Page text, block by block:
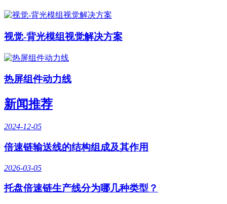
视觉-背光模组视觉解决方案
热屏组件动力线
新闻推荐
2024-12-05
倍速链输送线的结构组成及其作用
2026-03-05
托盘倍速链生产线分为哪几种类型？